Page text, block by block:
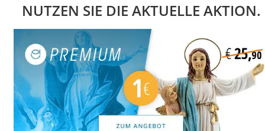
NUTZEN SIE DIE AKTUELLE AKTION.